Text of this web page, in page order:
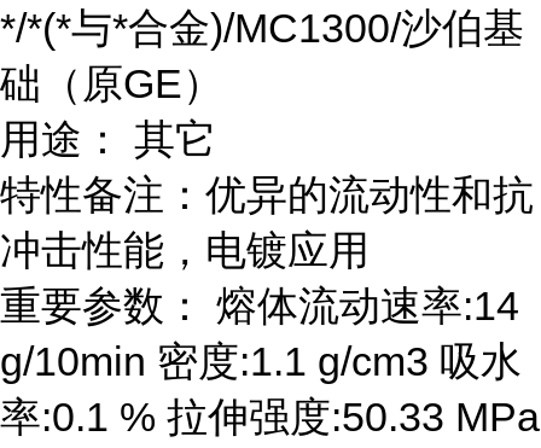
*/*(*与*合金)/MC1300/沙伯基
础（原GE）
用途： 其它
特性备注：优异的流动性和抗
冲击性能，电镀应用
重要参数： 熔体流动速率:14
g/10min 密度:1.1 g/cm3 吸水
率:0.1 % 拉伸强度:50.33 MPa